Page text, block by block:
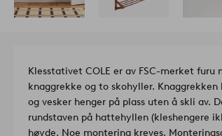
Klesstativet COLE er av FSC-merket
knaggrekke og to skohyller.
og vesker henger på plass uten å skli av.
rundstaven på hattehyllen (kleshengere
høyde. Noe montering kreves.